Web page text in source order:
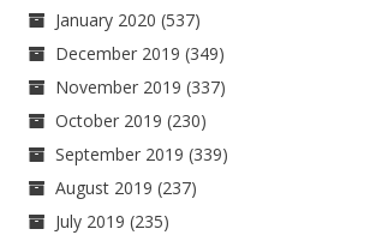
January 2020 (537)
December 2019 (349)
November 2019 (337)
October 2019 (230)
September 2019 (339)
August 2019 (237)
July 2019 (235)